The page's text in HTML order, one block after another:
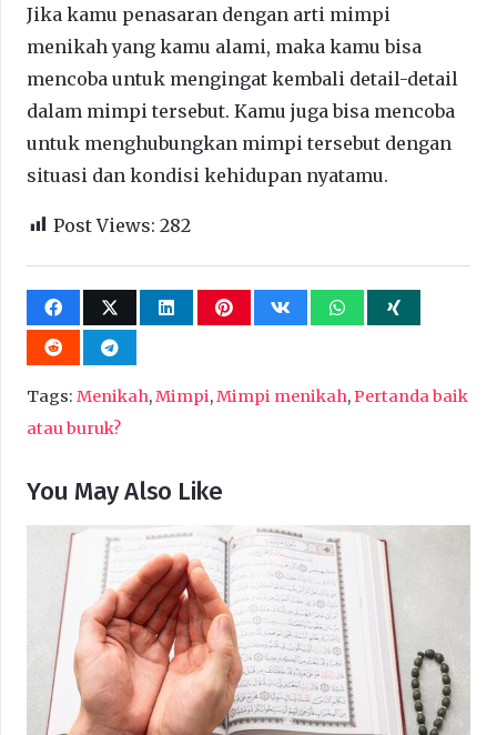
Jika kamu penasaran dengan arti mimpi
menikah yang kamu alami, maka kamu bisa
mencoba untuk mengingat kembali detail-detail
dalam mimpi tersebut. Kamu juga bisa mencoba
untuk menghubungkan mimpi tersebut dengan
situasi dan kondisi kehidupan nyatamu.
Post Views: 282
Tags: Menikah,Mimpi,Mimpi menikah,Pertanda baik
atau buruk?
You May Also Like